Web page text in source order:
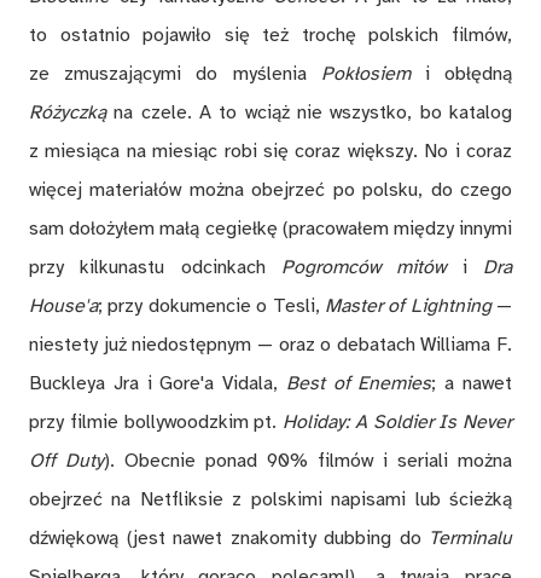
to ostatnio pojawiło się też trochę polskich filmów,
ze zmuszającymi do myślenia Pokłosiemi obłędną
Różyczkąna czele. A to wciąż nie wszystko, bo katalog
z miesiąca na miesiąc robi się coraz większy. No i coraz
więcej materiałów można obejrzeć po polsku, do czego
sam dołożyłem małą cegiełkę (pracowałem między innymi
przy kilkunastu odcinkach Pogromców mitówi Dra
House'a; przy dokumencie o Tesli, Master of Lightning—
niestety już niedostępnym — oraz o debatach Williama F.
Buckleya Jra i Gore'a Vidala, Best of Enemies; a nawet
przy filmie bollywoodzkim pt. Holiday: A Soldier Is Never
Off Duty). Obecnie ponad 90% filmów i seriali można
obejrzeć na Netfliksie z polskimi napisami lub ścieżką
dźwiękową (jest nawet znakomity dubbing do Terminalu